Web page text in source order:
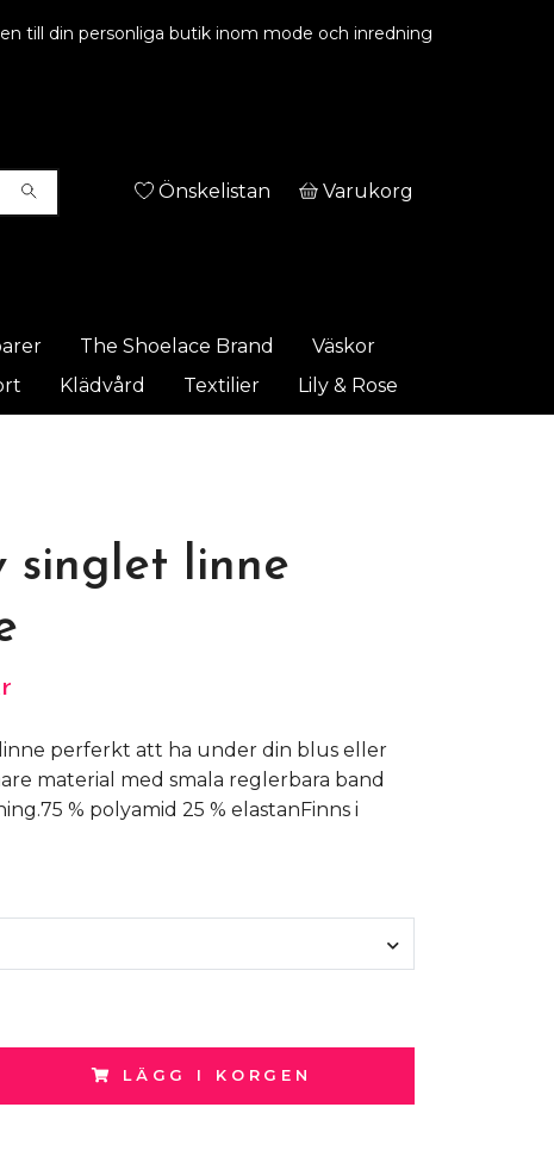
till din personliga butik inom mode och inredning
Önskelistan Varukorg
The Shoelace Brand
Väskor
Klädvård Textilier Lily & Rose
singlet linne
perferkt att ha under din blus eller
material med smala reglerbara band
% polyamid 25 % elastanFinns i
LÄGG I KORGEN